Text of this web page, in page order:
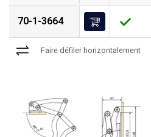
70-1-3664
Faire défiler horizontalement